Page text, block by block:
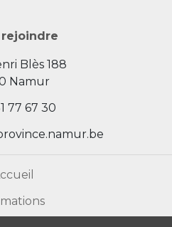
rejoindre
Blès 188
Namur
77 67 30